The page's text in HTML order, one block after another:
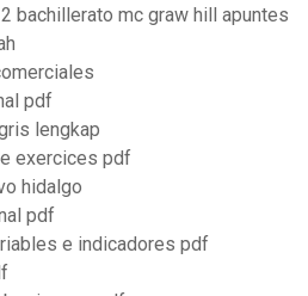
bachillerato mc graw hill apuntes
pdf
lengkap
exercices pdf
hidalgo
pdf
e indicadores pdf